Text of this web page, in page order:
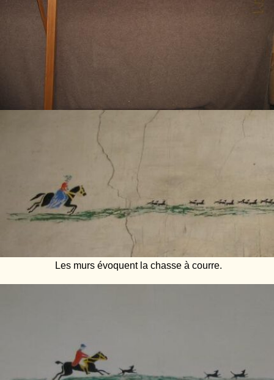
Les murs évoquent la chasse à courre.